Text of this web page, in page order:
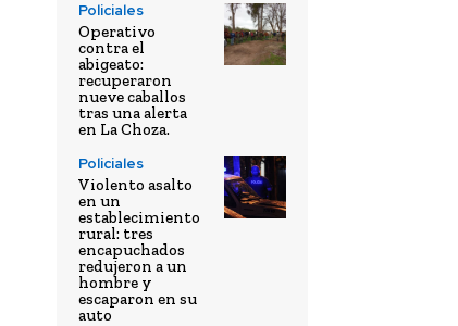
Policiales
Operativo
contra el
abigeato:
recuperaron
nueve caballos
tras una alerta
en La Choza.
Policiales
Violento asalto
en un
establecimiento
rural: tres
encapuchados
redujeron a un
hombre y
escaparon en su
auto